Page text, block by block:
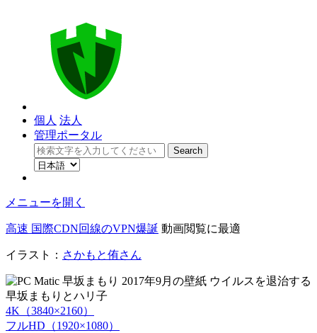
個人 法人
管理ポータル
メニューを開く
高速 国際CDN回線のVPN爆誕 動画閲覧に最適
イラスト： さかもと侑さん
4K（3840×2160）
フルHD（1920×1080）